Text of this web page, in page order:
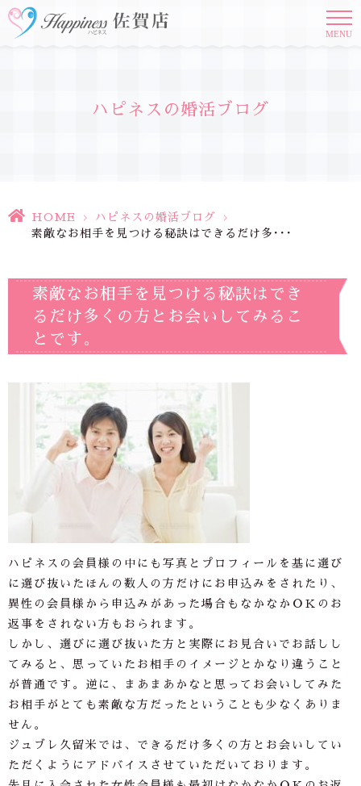
MENU
ハピネスの婚活ブログ
HOME > ハピネスの婚活ブログ
>
素敵なお相手を見つける秘訣はできるだけ多･･･
素敵なお相手を見つける秘訣はでき
るだけ多くの方とお会いしてみるこ
とです。
ハピネスの会員様の中にも写真とプロフィールを基に選び
に選び抜いたほんの数人の方だけにお申込みをされたり、
異性の会員様から申込みがあった場合もなかなかＯＫのお
返事をされない方もおられます。
しかし、選びに選び抜いた方と実際にお見合いでお話しし
てみると、思っていたお相手のイメージとかなり違うこと
が普通です。逆に、まあまあかなと思ってお会いしてみた
お相手がとても素敵な方だったということも少なくありま
せん。
ジュブレ久留米では、できるだけ多くの方とお会いしてい
ただくようにアドバイスさせていただいております。